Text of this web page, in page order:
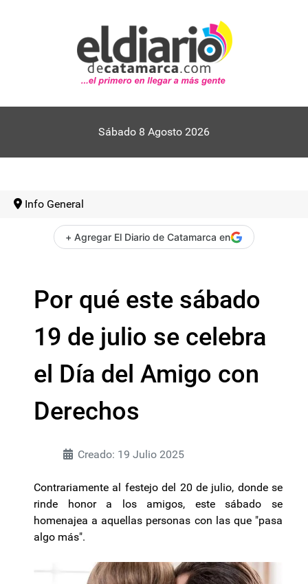
Sábado 8 Agosto 2026
Info General
+ Agregar El Diario de Catamarca en
Por qué este sábado
19 de julio se celebra
el Día del Amigo con
Derechos
Creado: 19 Julio 2025
Contrariamente al festejo del 20 de julio, donde se
rinde honor a los amigos, este sábado se
homenajea a aquellas personas con las que "pasa
algo más".